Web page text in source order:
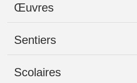
Œuvres
Sentiers
Scolaires